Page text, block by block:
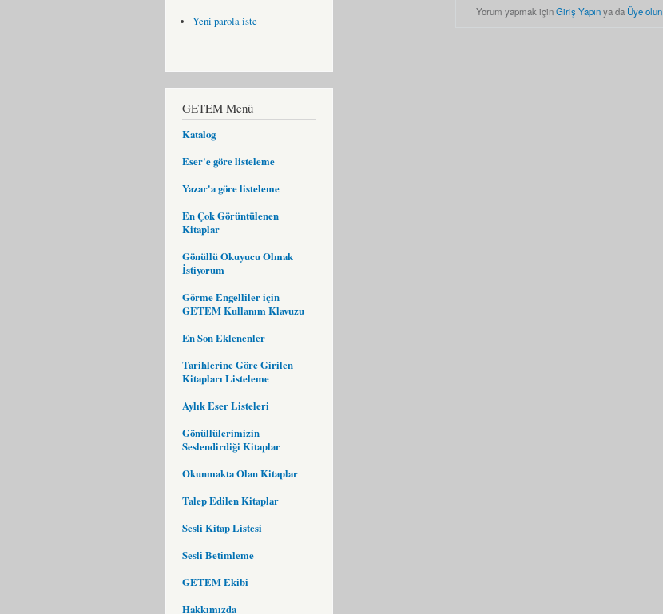
Yeni parola iste
GETEM Menü
Katalog
Eser'e göre listeleme
Yazar'a göre listeleme
En Çok Görüntülenen
Kitaplar
Gönüllü Okuyucu Olmak
İstiyorum
Görme Engelliler için
GETEM Kullanım Klavuzu
En Son Eklenenler
Tarihlerine Göre Girilen
Kitapları Listeleme
Aylık Eser Listeleri
Gönüllülerimizin
Seslendirdiği Kitaplar
Okunmakta Olan Kitaplar
Talep Edilen Kitaplar
Sesli Kitap Listesi
Sesli Betimleme
GETEM Ekibi
Hakkımızda
Yorum yapmak içinGiriş Yapınya da Üye olun